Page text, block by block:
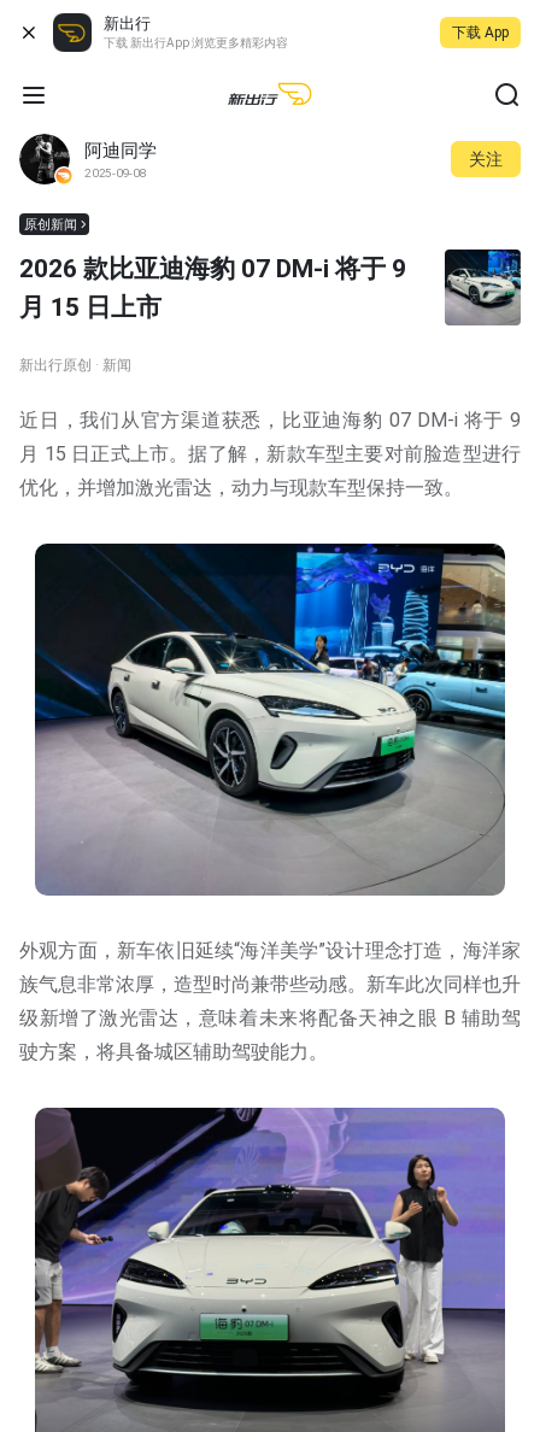
新出行
下载 新出行App 浏览更多精彩内容
下载 App
阿迪同学
2025-09-08
关注
原创新闻
2026 款比亚迪海豹 07 DM-i 将于 9
月 15 日上市
新出行原创 · 新闻
近日，我们从官方渠道获悉，比亚迪海豹 07 DM-i 将于 9
月 15 日正式上市。据了解，新款车型主要对前脸造型进行
优化，并增加激光雷达，动力与现款车型保持一致。
外观方面，新车依旧延续“海洋美学”设计理念打造，海洋家
族气息非常浓厚，造型时尚兼带些动感。新车此次同样也升
级新增了激光雷达，意味着未来将配备天神之眼 B 辅助驾
驶方案，将具备城区辅助驾驶能力。